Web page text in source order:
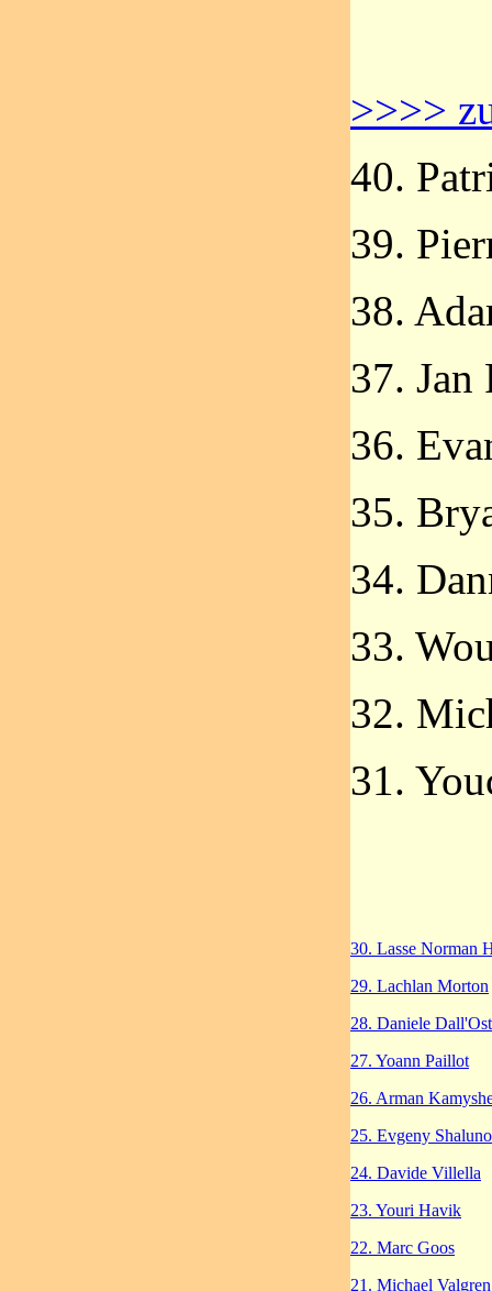
>>>>
40.
39.
38.
37. Jan
36.
35.
34.
33.
32.
31.
30. Lasse Norman
29. Lachlan Morton
28. Daniele
27. Yoann Paillot
26. Arman
25. Evgeny
24. Davide Villella
23. Youri Havik
22. Marc Goos
21. Michael